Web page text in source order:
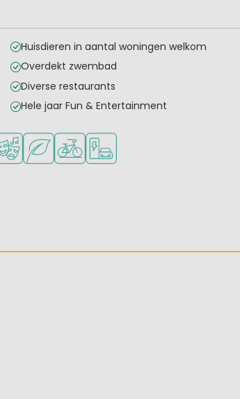
Huisdieren in aantal woningen welkom
Overdekt zwembad
Diverse restaurants
Hele jaar Fun & Entertainment
Supermarkt
of pizzeria
Groene ligging
FietsverhuurLaadpaal elektrische auto